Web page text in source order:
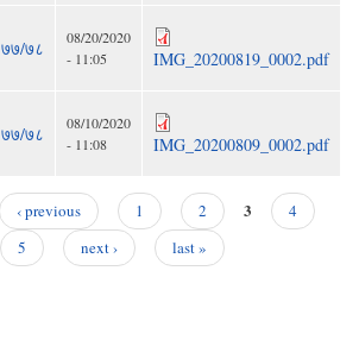
७७/७८
08/20/2020
- 11:05
IMG_20200819_0002.pdf
७७/७८
08/10/2020
- 11:08
IMG_20200809_0002.pdf
‹ previous 1 2 3
4
5
next › last »